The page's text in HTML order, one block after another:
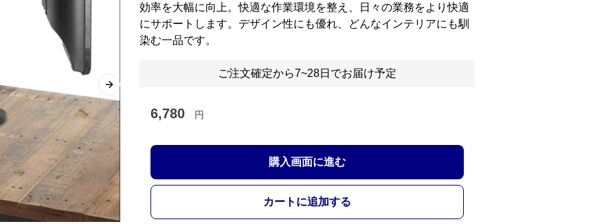
Next slide
効率を大幅に向上。快適な作業環境を整え、日々の業務をより快適
にサポートします。デザイン性にも優れ、どんなインテリアにも馴
染む一品です。
ご注文確定から7~28日でお届け予定
6,780 円
購入画面に進む
カートに追加する